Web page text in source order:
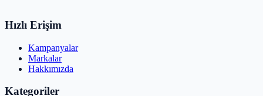
Hızlı Erişim
Kampanyalar
Markalar
Hakkımızda
Kategoriler